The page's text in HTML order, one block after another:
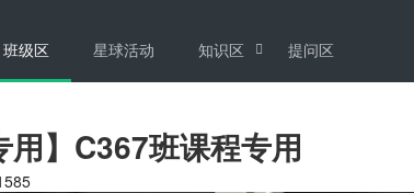
班级区 星球活动 知识区 提问区
用】C367班课程专用